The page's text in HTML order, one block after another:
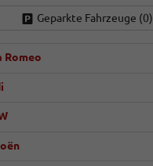
Geparkte Fahrzeuge (0)
Romeo